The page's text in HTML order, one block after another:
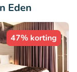
Eden
47% korting